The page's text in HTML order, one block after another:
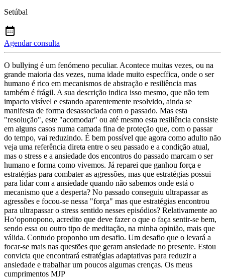
Setúbal
Agendar consulta
O bullying é um fenómeno peculiar. Acontece muitas vezes, ou na
grande maioria das vezes, numa idade muito específica, onde o ser
humano é rico em mecanismos de abstração e resiliência mas
também é frágil. A sua descrição indica isso mesmo, que não tem
impacto visível e estando aparentemente resolvido, ainda se
manifesta de forma desassociada com o passado. Mas esta
"resolução", este "acomodar" ou até mesmo esta resiliência consiste
em alguns casos numa camada fina de proteção que, com o passar
do tempo, vai reduzindo. É bem possível que agora como adulto não
veja uma referência direta entre o seu passado e a condição atual,
mas o stress e a ansiedade dos encontros do passado marcam o ser
humano e forma como vivemos. Já reparei que ganhou força e
estratégias para combater as agressões, mas que estratégias possui
para lidar com a ansiedade quando não sabemos onde está o
mecanismo que a desperta? No passado conseguiu ultrapassar as
agressões e focou-se nessa "força" mas que estratégias encontrou
para ultrapassar o stress sentido nesses episódios? Relativamente ao
Hoʻoponopono, acredito que deve fazer o que o faça sentir-se bem,
sendo essa ou outro tipo de meditação, na minha opinião, mais que
válida. Contudo proponho um desafio. Um desafio que o levará a
focar-se mais nas questões que geram ansiedade no presente. Estou
convicta que encontrará estratégias adaptativas para reduzir a
ansiedade e trabalhar um poucos algumas crenças. Os meus
cumprimentos MJP